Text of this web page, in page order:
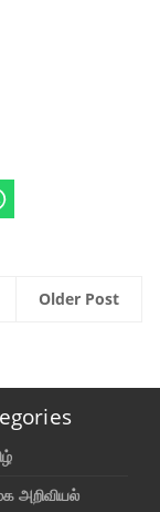
Older Post
அறிவியல்